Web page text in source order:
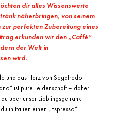
dir alles Wissenswerte
näherbringen, von seinem
zur perfekten Zubereitung eines
erkunden wir den „Caffè“
der Welt in
wird.
und das Herz von Segafredo
ist pure Leidenschaft – daher
über unser Lieblingsgetränk
in Italien einen „Espresso“